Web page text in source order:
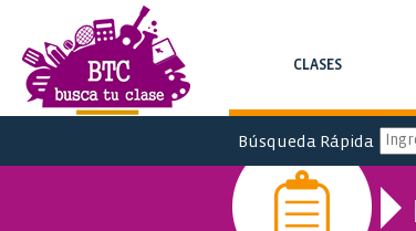
CLASES
Búsqueda Rápida